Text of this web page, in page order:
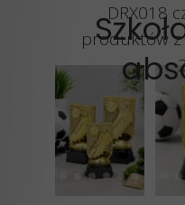
SDRX018
produktów